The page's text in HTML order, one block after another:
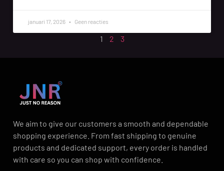
januari 17, 2026 Geen reacties
1 2 3
We aim to give our customers a smooth and dependable
shopping experience. From fast shipping to genuine
products and dedicated support, every order is handled
with care so you can shop with confidence.